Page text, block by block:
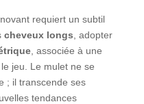
requiert un subtil
cheveux longs , adopter
, associée à une
jeu. Le mulet ne se
; il transcende ses
tendances